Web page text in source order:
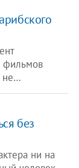
фильмов
не…
без
ни на